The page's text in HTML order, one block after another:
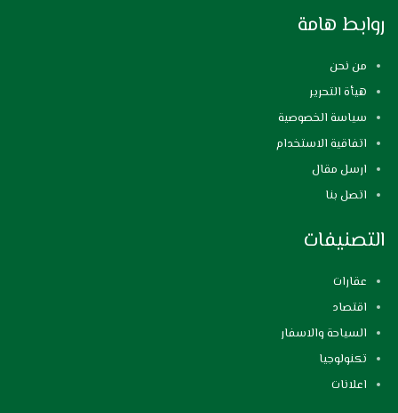
روابط هامة
من نحن
هيأة التحرير
سياسة الخصوصية
اتفاقية الاستخدام
ارسل مقال
اتصل بنا
التصنيفات
عقارات
اقتصاد
السياحة والاسفار
تكنولوجيا
اعلانات